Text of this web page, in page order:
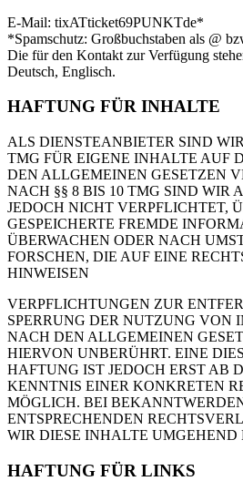
E-Mail: tixATticket69PUNKTde*
*Spamschutz: Großbuchstaben als @
Die für den Kontakt zur Verfügung
Deutsch, Englisch.
HAFTUNG FÜR INHALTE
ALS DIENSTEANBIETER SIND
TMG FÜR EIGENE INHALTE AUF
DEN ALLGEMEINEN GESETZEN
NACH §§ 8 BIS 10 TMG SIND WIR
JEDOCH NICHT VERPFLICHTET,
GESPEICHERTE FREMDE
ÜBERWACHEN ODER NACH
FORSCHEN, DIE AUF EINE
HINWEISEN
VERPFLICHTUNGEN ZUR
SPERRUNG DER NUTZUNG VON
NACH DEN ALLGEMEINEN
HIERVON UNBERÜHRT. EINE
HAFTUNG IST JEDOCH ERST AB
KENNTNIS EINER KONKRETEN
MÖGLICH. BEI
ENTSPRECHENDEN
WIR DIESE INHALTE UMGEHEND
HAFTUNG FÜR LINKS